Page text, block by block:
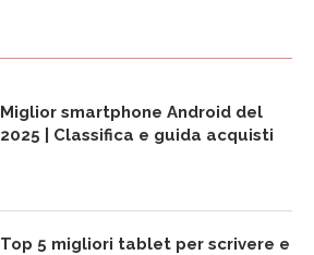
Miglior smartphone Android del
2025 | Classifica e guida acquisti
Top 5 migliori tablet per scrivere e